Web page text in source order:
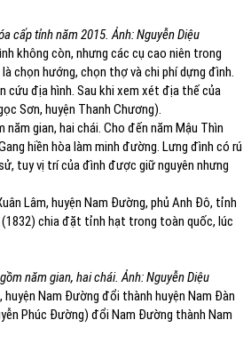
cấp tỉnh năm 2015. Ảnh: Nguyễn Diệu
không còn, nhưng các cụ cao niên trong
chọn hướng, chọn thợ và chi phí dựng đình.
cứu địa hình. Sau khi xem xét địa thế của
Sơn, huyện Thanh Chương).
gian, hai chái. Cho đến năm Mậu Thìn
hiền hòa làm minh đường. Lưng đình có rú
tuy vị trí của đình được giữ nguyên nhưng
Lâm, huyện Nam Đường, phủ Anh Đô, tỉnh
(1832) chia đặt tỉnh hạt trong toàn quốc, lúc
năm gian, hai chái. Ảnh: Nguyễn Diệu
Nam Đường đổi thành huyện Nam Đàn
Phúc Đường) đổi Nam Đường thành Nam